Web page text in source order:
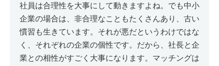
社員は合理性を大事にして動きますよね。でも中小
企業の場合は、非合理なこともたくさんあり、古い
慣習も生きています。それが悪だというわけではな
く、それぞれの企業の個性です。だから、社長と企
業との相性がすごく大事になります。マッチングは